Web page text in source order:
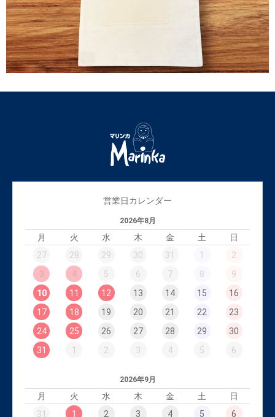
営業日カレンダー
2026年8月
月 火 水 木 金 土
日
27
28 29 30 31 1
2
3
4 5 6 7 8
9
10
11 12 13 14 15
16
17
18 19 20 21 22
23
24
25 26 27 28 29
30
31
1 2 3 4 5 6
2026年9月
月 火 水 木 金 土
日
31
1 2 3 4 5
6